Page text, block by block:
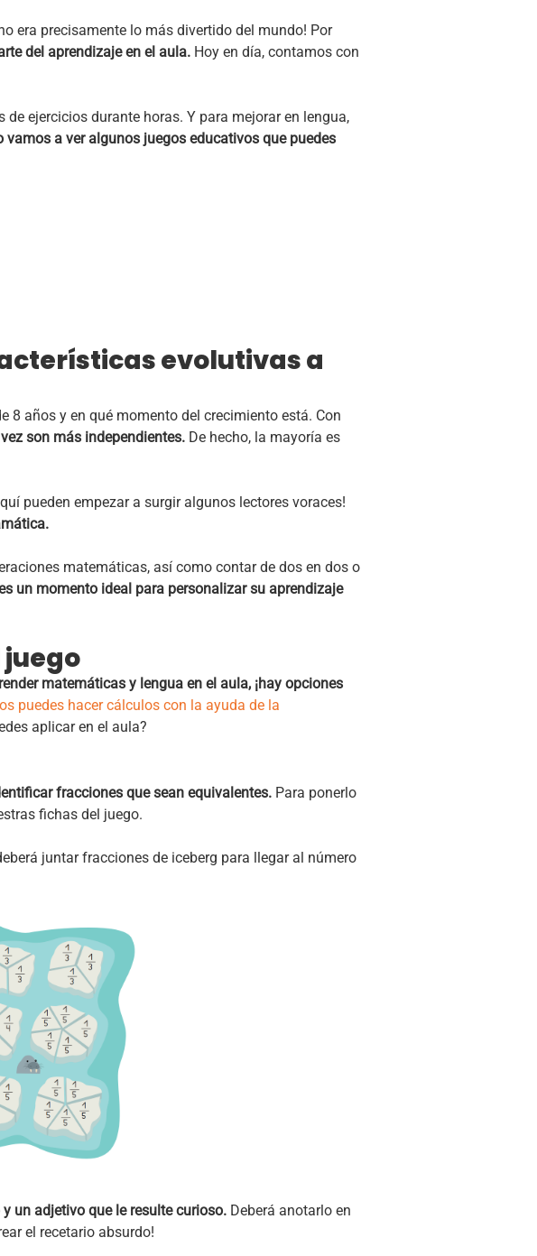
era precisamente lo más divertido del mundo! Por
del aprendizaje en el aula. Hoy en día, contamos con
ejercicios durante horas. Y para mejorar en lengua,
vamos a ver algunos juegos educativos que puedes
evolutivas a
8 años y en qué momento del crecimiento está. Con
son más independientes. De hecho, la mayoría es
pueden empezar a surgir algunos lectores voraces!
matemáticas, así como contar de dos en dos o
un momento ideal para personalizar su aprendizaje
matemáticas y lengua en el aula, ¡hay opciones
puedes hacer cálculos con la ayuda de la
aplicar en el aula?
fracciones que sean equivalentes. Para ponerlo
fichas del juego.
juntar fracciones de iceberg para llegar al número
un adjetivo que le resulte curioso. Deberá anotarlo en
el recetario absurdo!